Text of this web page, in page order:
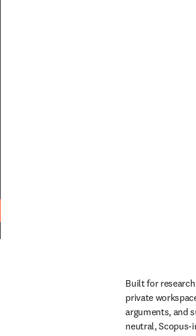
Built for
private
arguments, and
neutral,